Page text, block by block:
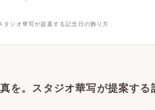
タジオ華写が提案する記念日の飾り方
を。スタジオ華写が提案する